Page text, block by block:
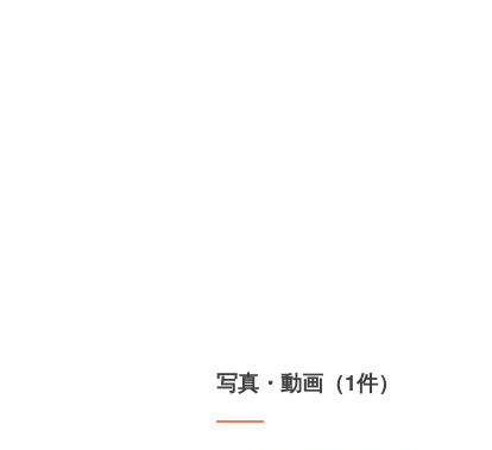
写真・動画（1件）